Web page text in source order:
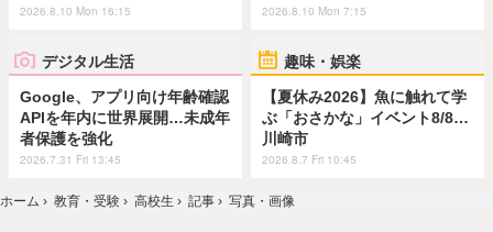
2026.8.10 Mon 16:15 2026.8.10 Mon 7:15
デジタル生活
Google、アプリ向け年齢確認
APIを年内に世界展開…未成年
者保護を強化
2026.7.31 Fri 13:45
趣味・娯楽
【夏休み2026】魚に触れて学
ぶ「おさかな」イベント8/8…
川崎市
2026.8.7 Fri 10:45
ホーム › 教育・受験 › 高校生 › 記事 › 写真・画像